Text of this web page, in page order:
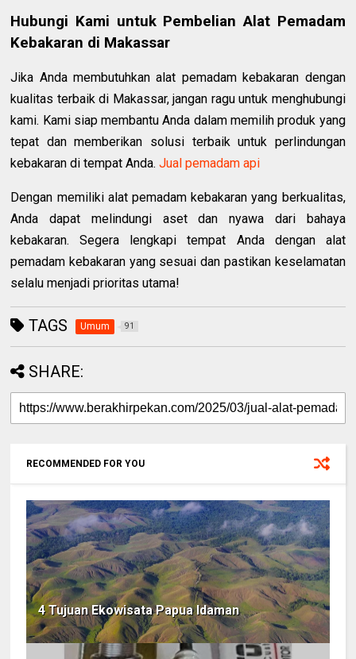
Hubungi Kami untuk Pembelian Alat Pemadam
Kebakaran di Makassar
Jika Anda membutuhkan alat pemadam kebakaran dengan
kualitas terbaik di Makassar, jangan ragu untuk menghubungi
kami. Kami siap membantu Anda dalam memilih produk yang
tepat dan memberikan solusi terbaik untuk perlindungan
kebakaran di tempat Anda.Jual pemadam api
Dengan memiliki alat pemadam kebakaran yang berkualitas,
Anda dapat melindungi aset dan nyawa dari bahaya
kebakaran. Segera lengkapi tempat Anda dengan alat
pemadam kebakaran yang sesuai dan pastikan keselamatan
selalu menjadi prioritas utama!
TAGS Umum 91
SHARE:
RECOMMENDED FOR YOU
4 Tujuan Ekowisata Papua Idaman